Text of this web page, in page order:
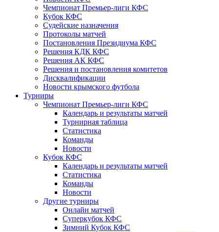
Чемпионат Премьер-лиги КФС
Кубок КФС
Судейские назначения
Протоколы матчей
Постановления Президиума КФС
Решения КДК КФС
Решения АК КФС
Решения и постановления комитетов
Дисквалификации
Новости крымского футбола
Турниры
Чемпионат Премьер-лиги КФС
Календарь и результаты матчей
Турнирная таблица
Статистика
Команды
Новости
Кубок КФС
Календарь и результаты матчей
Статистика
Команды
Новости
Другие турниры
Онлайн матчей
Суперкубок КФС
Зимний Кубок КФС